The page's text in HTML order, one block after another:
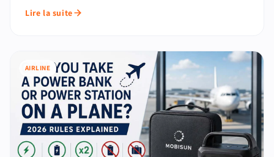
Lire la suite
AIRLINE